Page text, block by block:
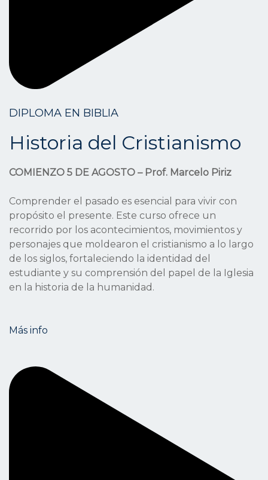
DIPLOMA EN BIBLIA
Historia del Cristianismo
COMIENZO 5 DE AGOSTO – Prof. Marcelo Piriz
Comprender el pasado es esencial para vivir con
propósito el presente. Este curso ofrece un
recorrido por los acontecimientos, movimientos y
personajes que moldearon el cristianismo a lo largo
de los siglos, fortaleciendo la identidad del
estudiante y su comprensión del papel de la Iglesia
en la historia de la humanidad.
Más info